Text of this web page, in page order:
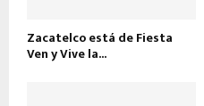
Zacatelco está de Fiesta
Ven y Vive la...